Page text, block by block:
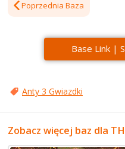
Poprzednia Baza
Base Link |
Anty 3 Gwiazdki
Zobacz więcej baz dla